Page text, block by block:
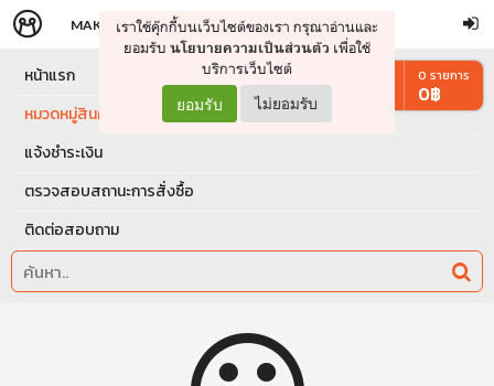
จัดการรถเข็น ดำเนินการต่อ
MAKERS STORE
เราใช้คุ๊กกี้บนเว็บไซต์ของเรา กรุณาอ่านและ
ยอมรับ นโยบายความเป็นส่วนตัว เพื่อใช้
บริการเว็บไซต์
ยอมรับ ไม่ยอมรับ
หน้าแรก
หมวดหมู่สินค้า
แจ้งชำระเงิน
ตรวจสอบสถานะการสั่งซื้อ
ติดต่อสอบถาม
0 รายการ
0฿